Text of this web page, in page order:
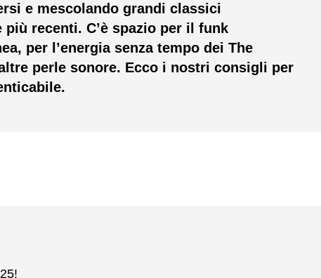
e mescolando grandi classici
recenti. C’è spazio per il funk
per l’energia senza tempo dei The
perle sonore. Ecco i nostri consigli per